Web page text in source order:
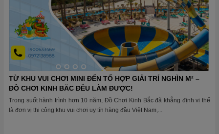
TỪ KHU VUI CHƠI MINI ĐẾN TỔ HỢP GIẢI TRÍ NGHÌN M² –
ĐỒ CHƠI KINH BẮC ĐỀU LÀM ĐƯỢC!
Trong suốt hành trình hơn 10 năm, Đồ Chơi Kinh Bắc đã khẳng định vị thế
là đơn vị thi công khu vui chơi uy tín hàng đầu Việt Nam,...